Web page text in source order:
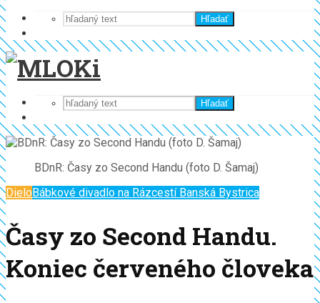
Hľadať
Hľadať
BDnR: Časy zo Second Handu (foto D. Šamaj)
DieloBábkové divadlo na Rázcestí Banská Bystrica
Časy zo Second Handu.
Koniec červeného človeka